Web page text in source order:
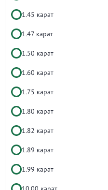
1.45 карат
1.47 карат
1.50 карат
1.60 карат
1.75 карат
1.80 карат
1.82 карат
1.89 карат
1.99 карат